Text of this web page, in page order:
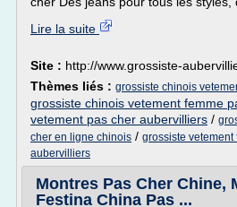
Lire la suite
Site : http://www.grossiste-
Thèmes liés : grossiste chinois
grossiste chinois vetement femme
vetement pas cher aubervilliers /
cher en ligne chinois / grossiste vetement
aubervilliers
Montres Pas Cher Chine,
Festina China Pas ...